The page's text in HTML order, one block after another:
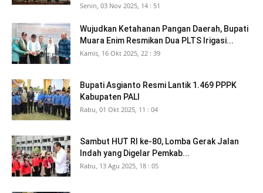
Senin, 03 Nov 2025, 14 : 51
Wujudkan Ketahanan Pangan Daerah, Bupati
Muara Enim Resmikan Dua PLTS Irigasi...
Kamis, 16 Okt 2025, 22 : 39
Bupati Asgianto Resmi Lantik 1.469 PPPK
Kabupaten PALI
Rabu, 01 Okt 2025, 11 : 04
Sambut HUT RI ke-80, Lomba Gerak Jalan
Indah yang Digelar Pemkab...
Rabu, 13 Agu 2025, 18 : 05